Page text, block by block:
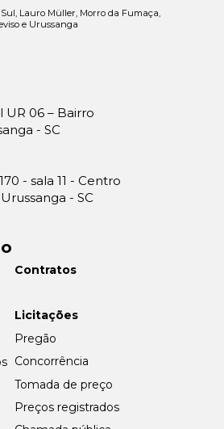
Lauro Müller, Morro da Fumaça,
e Urussanga
UR 06 – Bairro
- SC
- sala 11 - Centro
- SC
Contratos
Licitações
Pregão
Concorrência
Tomada de preço
Preços registrados